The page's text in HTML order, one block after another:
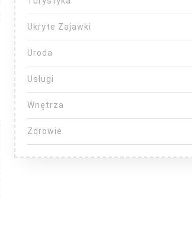
Ukryte Zajawki
Uroda
Usługi
Wnętrza
Zdrowie